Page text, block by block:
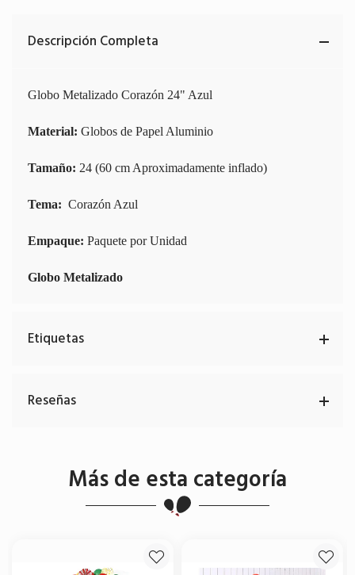
Descripción Completa
Globo Metalizado Corazón 24" Azul
Material: Globos de Papel Aluminio
Tamaño: 24 (60 cm Aproximadamente inflado)
Tema: Corazón Azul
Empaque: Paquete por Unidad
Globo Metalizado
Etiquetas
Reseñas
Más de esta categoría